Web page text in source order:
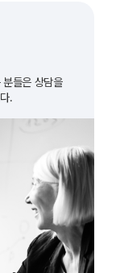
들은 상담을
.